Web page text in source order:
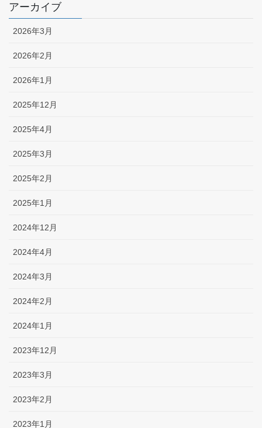
アーカイブ
2026年3月
2026年2月
2026年1月
2025年12月
2025年4月
2025年3月
2025年2月
2025年1月
2024年12月
2024年4月
2024年3月
2024年2月
2024年1月
2023年12月
2023年3月
2023年2月
2023年1月